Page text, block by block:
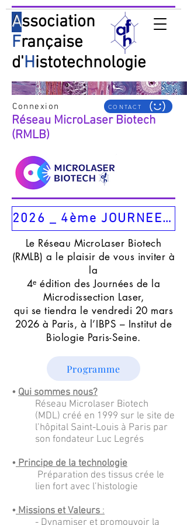
Association
Française
d'Histotechnologie
Connexion CONTACT
Réseau MicroLaser Biotech
(RMLB)
2026 _ 4ème JOURNEE de rencontres Du Réseau MicroLaser Biotech (RMLB)
Le Réseau MicroLaser Biotech
(RMLB) a le plaisir de vous inviter à
la
4ᵉ édition des Journées de la
Microdissection Laser,
qui se tiendra le vendredi 20 mars
2026 à Paris, à l’IBPS – Institut de
Biologie Paris-Seine.
Programme
• Qui sommes nous?
Réseau Microlaser Biotech
(MDL) créé en 1999 sur le site de
l’hôpital Saint-Louis à Paris par
son fondateur Luc Legrés
•Principe de la technologie
Préparation des tissus crée le
lien fort avec l’histologie
•Missions et Valeurs:
- Dynamiser et promouvoir la